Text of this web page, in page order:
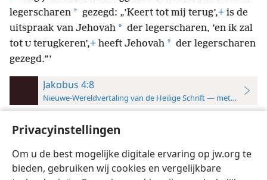
Privacyinstellingen
Om u de best mogelijke digitale ervaring op jw.org te
bieden, gebruiken wij cookies en vergelijkbare
legerscharen * gezegd: „’Keert tot mij terug’,+ is de
uitspraak van Jehovah * der legerscharen, ’en ik zal
tot U terugkeren’,+ heeft Jehovah * der legerscharen
gezegd.”’
Jakobus 4:8
Nieuwe-Wereldvertaling van de Heilige Schrift — met
handen,zondaars,+en zuivert
besluitelozen. * +